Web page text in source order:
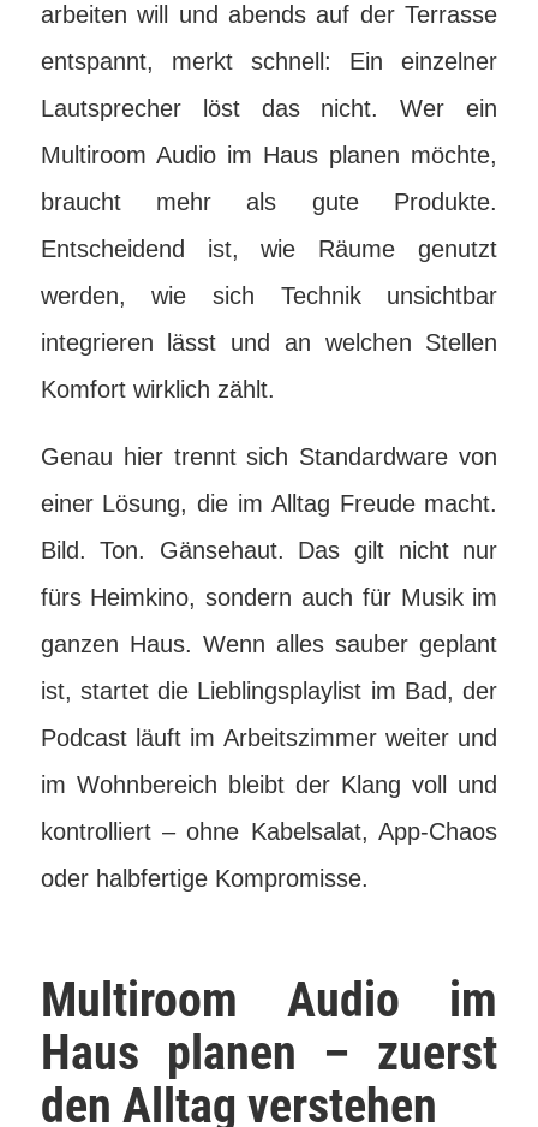
arbeiten will und abends auf der Terrasse
entspannt, merkt schnell: Ein einzelner
Lautsprecher löst das nicht. Wer ein
Multiroom Audio im Haus planen möchte,
braucht mehr als gute Produkte.
Entscheidend ist, wie Räume genutzt
werden, wie sich Technik unsichtbar
integrieren lässt und an welchen Stellen
Komfort wirklich zählt.
Genau hier trennt sich Standardware von
einer Lösung, die im Alltag Freude macht.
Bild. Ton. Gänsehaut. Das gilt nicht nur
fürs Heimkino, sondern auch für Musik im
ganzen Haus. Wenn alles sauber geplant
ist, startet die Lieblingsplaylist im Bad, der
Podcast läuft im Arbeitszimmer weiter und
im Wohnbereich bleibt der Klang voll und
kontrolliert – ohne Kabelsalat, App-Chaos
oder halbfertige Kompromisse.
Multiroom Audio im
Haus planen – zuerst
den Alltag verstehen